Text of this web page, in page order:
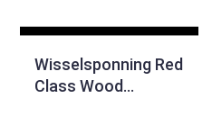
Wisselsponning Red
Class Wood